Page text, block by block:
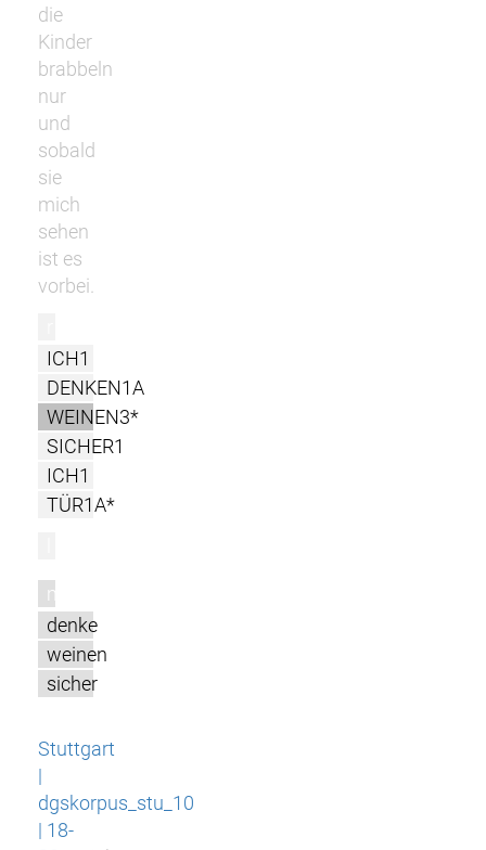
die
Kinder
brabbeln
nur
und
sobald
sie
mich
sehen
ist es
vorbei.
ICH1
DENKEN1A
WEINEN3*
SICHER1
ICH1
TÜR1A*
m
denke
weinen
sicher
Stuttgart
|
dgskorpus_stu_10
| 18-